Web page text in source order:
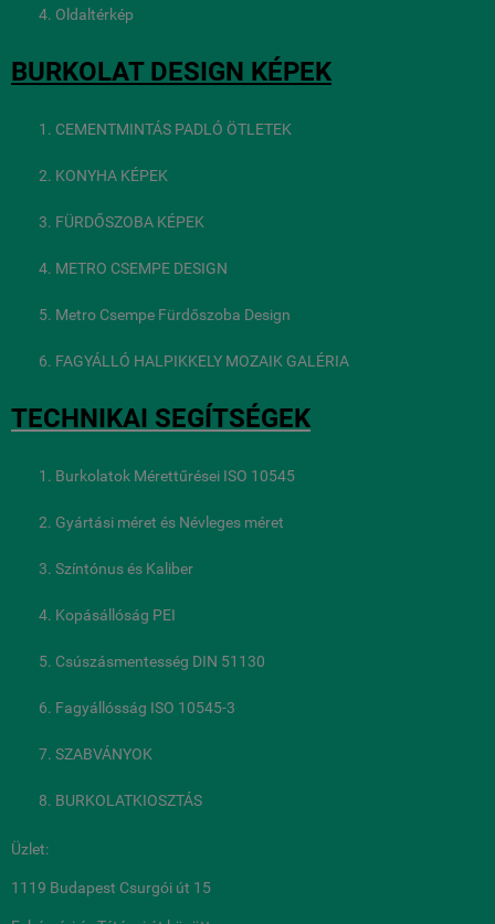
Oldaltérkép
BURKOLAT DESIGN KÉPEK
CEMENTMINTÁS PADLÓ ÖTLETEK
KONYHA KÉPEK
FÜRDŐSZOBA KÉPEK
METRO CSEMPE DESIGN
Metro Csempe Fürdőszoba Design
FAGYÁLLÓ HALPIKKELY MOZAIK GALÉRIA
TECHNIKAI SEGÍTSÉGEK
Burkolatok Mérettűrései ISO 10545
Gyártási méret és Névleges méret
Színtónus és Kaliber
Kopásállóság PEI
Csúszásmentesség DIN 51130
Fagyállósság ISO 10545-3
SZABVÁNYOK
BURKOLATKIOSZTÁS
Üzlet:
1119 Budapest Csurgói út 15